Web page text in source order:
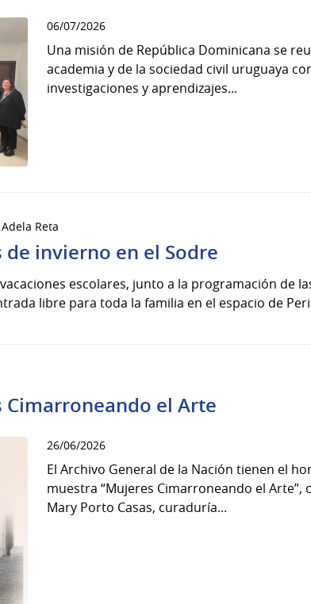
06/07/2026
Una misión de República Dominicana se
academia y de la sociedad civil uruguaya
investigaciones y aprendizajes...
Reta
de invierno en el Sodre
escolares, junto a la programación de
libre para toda la familia en el espacio de
Cimarroneando el Arte
26/06/2026
El Archivo General de la Nación tienen el
muestra “Mujeres Cimarroneando el Arte”,
Mary Porto Casas, curaduría...